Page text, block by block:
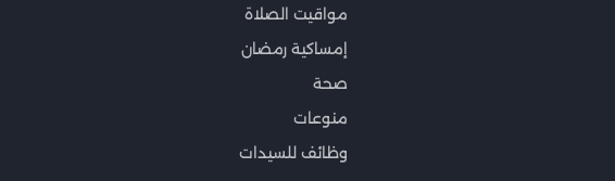
مواقيت الصلاة
إمساكية رمضان
صحة
منوعات
وظائف للسيدات